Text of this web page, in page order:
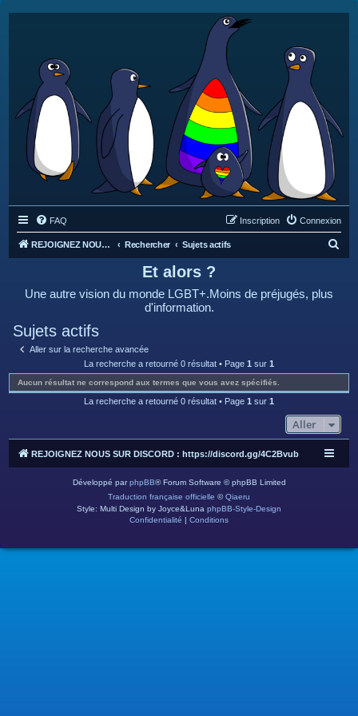
FAQ Connexion
Inscription
REJOIGNEZ NOUS SUR DISCORD : https://discord.gg/4C2Bvub Rechercher Sujets actifs
r
Et alors ?
Une autre vision du monde LGBT+.Moins de préjugés, plus
d'information.
Sujets actifs
Aller sur la recherche avancée
La recherche a retourné 0 résultat • Page 1 sur 1
Aucun résultat ne correspond aux termes que vous avez spécifiés.
La recherche a retourné 0 résultat • Page 1 sur 1
Aller
REJOIGNEZ NOUS SUR DISCORD : https://discord.gg/4C2Bvub
Développé parphpBB® Forum Software © phpBB Limited
Traduction française officielle ©Qiaeru
Style: Multi Design by Joyce&Luna phpBB-Style-Design
Confidentialité
Conditions